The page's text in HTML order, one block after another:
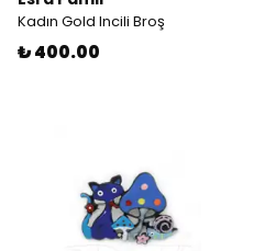
Kadın Gold Incili Broş
₺ 400.00